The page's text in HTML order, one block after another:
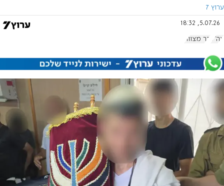
ערוץ 7
5.07.26, 18:32
צה"ל בר מצווה